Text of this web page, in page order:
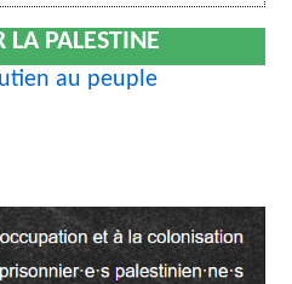
LA PALESTINE
au peuple